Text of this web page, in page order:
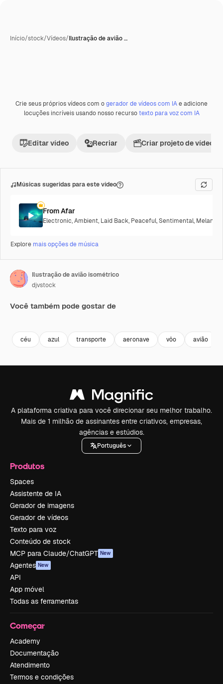
Início/stock/Vídeos/Ilustração de avião …
Premium
Crie seus próprios vídeos com ogerador de vídeos com IAe adicione
locuções incríveis usando nosso recursotexto para voz com IA
Editar vídeo Recriar Criar projeto de vídeo
Músicas sugeridas para este vídeo
From Afar
Electronic,Ambient, Laid Back, Peaceful,Sentimental,
Explore mais opções de música
Ilustração de avião isométrico
djvstock
Você também pode gostar de
céu azul transporte aeronave vôo avião
A plataforma criativa para você direcionar seu melhor trabalho.
Mais de 1 milhão de assinantes entre criativos, empresas,
agências e estúdios.
Português
Produtos
Spaces
Assistente de IA
Gerador de imagens
Gerador de vídeos
Texto para voz
Conteúdo de stock
MCP para Claude/ChatGPT New
Agentes New
API
App móvel
Todas as ferramentas
Começar
Academy
Documentação
Atendimento
Termos e condições